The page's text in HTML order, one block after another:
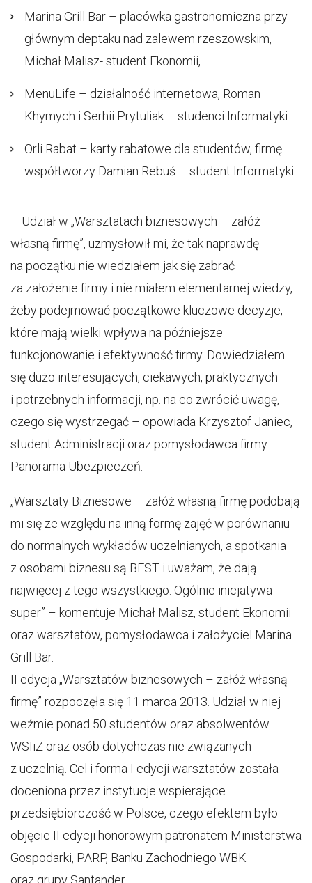
Marina Grill Bar – placówka gastronomiczna przy
głównym deptaku nad zalewem rzeszowskim,
Michał Malisz- student Ekonomii,
MenuLife – działalność internetowa, Roman
Khymych i Serhii Prytuliak – studenci Informatyki
Orli Rabat – karty rabatowe dla studentów, firmę
współtworzy Damian Rebuś – student Informatyki
– Udział w „Warsztatach biznesowych – załóż
własną firmę”, uzmysłowił mi, że tak naprawdę
na początku nie wiedziałem jak się zabrać
za założenie firmy i nie miałem elementarnej wiedzy,
żeby podejmować początkowe kluczowe decyzje,
które mają wielki wpływa na późniejsze
funkcjonowanie i efektywność firmy. Dowiedziałem
się dużo interesujących, ciekawych, praktycznych
i potrzebnych informacji, np. na co zwrócić uwagę,
czego się wystrzegać – opowiada Krzysztof Janiec,
student Administracji oraz pomysłodawca firmy
Panorama Ubezpieczeń.
„Warsztaty Biznesowe – załóż własną firmę podobają
mi się ze względu na inną formę zajęć w porównaniu
do normalnych wykładów uczelnianych, a spotkania
z osobami biznesu są BEST i uważam, że dają
najwięcej z tego wszystkiego. Ogólnie inicjatywa
super” – komentuje Michał Malisz, student Ekonomii
oraz warsztatów, pomysłodawca i założyciel Marina
Grill Bar.
II edycja „Warsztatów biznesowych – załóż własną
firmę” rozpoczęła się 11 marca 2013. Udział w niej
weźmie ponad 50 studentów oraz absolwentów
WSIiZ oraz osób dotychczas nie związanych
z uczelnią. Cel i forma I edycji warsztatów została
doceniona przez instytucje wspierające
przedsiębiorczość w Polsce, czego efektem było
objęcie II edycji honorowym patronatem Ministerstwa
Gospodarki, PARP, Banku Zachodniego WBK
oraz grupy Santander.